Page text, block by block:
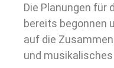
Die Planungen für
bereits begonnen
auf die
und